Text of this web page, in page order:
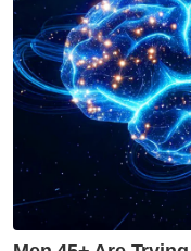
jelasnya.
Program bual
memasuki usia
untuk
wanita untuk
Rancangan dan